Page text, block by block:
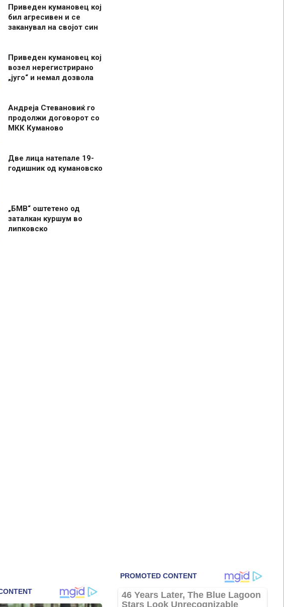
Приведен кумановец кој
бил агресивен и се
заканувал на својот син
Приведен кумановец кој
возел нерегистрирано
„југо“ и немал дозвола
Андреја Стевановиќ го
продолжи договорот со
МКК Куманово
Две лица натепале 19-
годишник од кумановско
„БМВ“ оштетено од
заталкан куршум во
липковско